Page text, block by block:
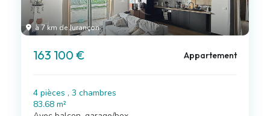
à 7 km de Jurançon
163 100 € Appartement
4 pièces , 3 chambres
83.68 m²